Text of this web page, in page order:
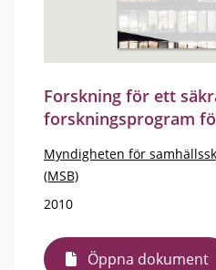
Forskning för ett
forskningsprogram
Myndigheten för
(MSB)
2010
Öppna dokument